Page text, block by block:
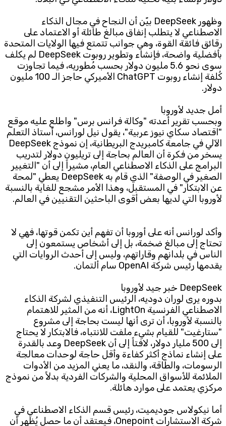
© 2025. All Rights Reserved. ByKoein
وظهور DeepSeek بيّن أن النجاح في مجال الذكاء
الاصطناعي لا يتطلب إنفاق مبالغ طائلة أو الاعتماد على
رقائق فائقة القوة، وهي جوانب تتمتع فيها الولايات المتحدة
بأفضلية واضحة، فإنشاء وتطوير روبوت DeepSeek لم يكلف
سوى نحو 5.6 مليون دولار بحسب مُطوريه، فيما تجاوزت
كُلفة إنشاء روبوت ChatGPT الأميركي حاجز الـ 100 مليون
دولار.
أمل جديد لأوروبا
وبحسب تقرير أعدته "وكالة فرانس برس" واطلع عليه موقع
"اقتصاد سكاي نيوز عربية"، يقول نيل لورانس، أستاذ التعلم
الآلي في جامعة كامبريدج البريطانية، إن نموذج DeepSeek
يسخر من فكرة أن العالم بحاجة إلى تريليون دولار لتدريب
البرامج على الذكاء الاصطناعي العام، مشيراً إلى أن "التغيير
الصغير في الوصفة" الذي قام به DeepSeek يعطي "لمحة
عن الابتكار" في المستقبل، وهذا الأمر مشجع للغاية بالنسبة
لأوروبا التي لديها بعض أقوى الباحثين التقنيين في العالم.
وأكد لورانس أنه على أوروبا أن تفهم أين تكمن قوتها، فهي لا
تحتاج إلى مبالغ ضخمة، بل إلى أشخاص يستمعون إلى
الناس في بلدانهم وقاراتهم، وليس إلى أحدث الروايات التي
يقدمها رئيس شركة OpenAI سام ألتمان.
DeepSeek خبر جيد لأوروبا
بدوره يرى لوران دوديه، الرئيس التنفيذي لشركة الذكاء
الاصطناعي الفرنسية LightOn، أنه من المثير للاهتمام
بالنسبة لأوروبا، أن ترى أنها ليست بحاجة إلى مشروع
"ستارغيت" للقيام بشيء ملفت للانتباه، فالابتكار لا يحتاج
إلى 500 مليار دولار، لافتاً إلى أن DeepSeek وعد بالقدرة
على إنشاء نماذج أكثر كفاءة وأقل حاجة لوحدات معالجة
الرسومات، والطاقة، والنقد، ما يعني المزيد من الأدوات
الملائمة للأسواق المحلية والشركات الفردية بدلاً من نموذج
مركزي يعتمد على موارد هائلة.
أما نيكولاس جوديميت، رئيس قسم الذكاء الاصطناعي في
شركة الاستشارات Onepoint، فيعتقد أن ما حصل يُظهر أن